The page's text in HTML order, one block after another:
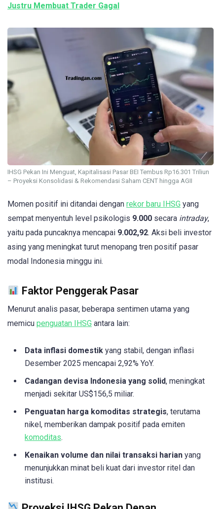
Justru Membuat Trader Gagal
IHSG Pekan Ini Menguat, Kapitalisasi Pasar BEI Tembus Rp16.301 Triliun
– Proyeksi Konsolidasi & Rekomendasi Saham CENT hingga AGII
Momen positif ini ditandai dengan rekor baru IHSG yang
sempat menyentuh level psikologis 9.000 secara intraday,
yaitu pada puncaknya mencapai 9.002,92. Aksi beli investor
asing yang meningkat turut menopang tren positif pasar
modal Indonesia minggu ini.
Faktor Penggerak Pasar
Menurut analis pasar, beberapa sentimen utama yang
memicu penguatan IHSG antara lain:
Data inflasi domestik yang stabil, dengan inflasi
Desember 2025 mencapai 2,92% YoY.
Cadangan devisa Indonesia yang solid, meningkat
menjadi sekitar US$156,5 miliar.
Penguatan harga komoditas strategis, terutama
nikel, memberikan dampak positif pada emiten
komoditas.
Kenaikan volume dan nilai transaksi harian yang
menunjukkan minat beli kuat dari investor ritel dan
institusi.